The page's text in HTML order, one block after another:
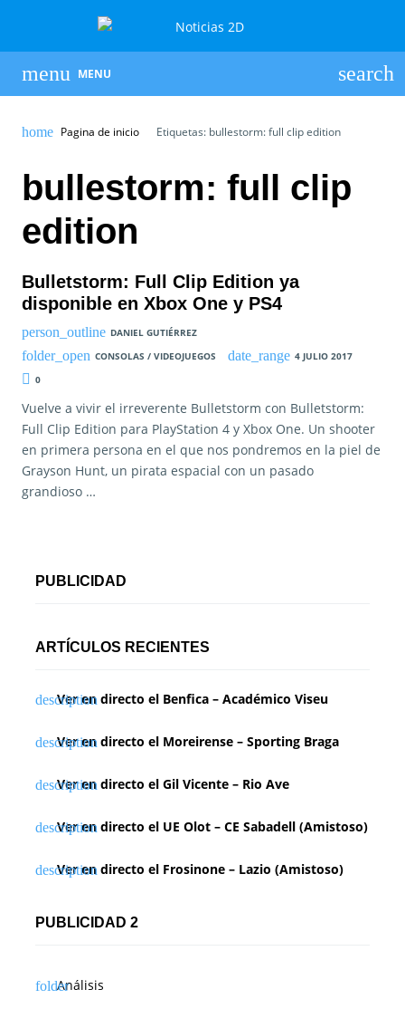
MENU
Pagina de inicio Etiquetas: bullestorm: full clip edition
bullestorm: full clip
edition
Bulletstorm: Full Clip Edition ya
disponible en Xbox One y PS4
DANIEL GUTIÉRREZ
CONSOLAS / VIDEOJUEGOS
4 JULIO 2017
0
Vuelve a vivir el irreverente Bulletstorm con Bulletstorm:
Full Clip Edition para PlayStation 4 y Xbox One. Un shooter
en primera persona en el que nos pondremos en la piel de
Grayson Hunt, un pirata espacial con un pasado
grandioso …
PUBLICIDAD
ARTÍCULOS RECIENTES
Ver en directo el Benfica – Académico Viseu
Ver en directo el Moreirense – Sporting Braga
Ver en directo el Gil Vicente – Rio Ave
Ver en directo el UE Olot – CE Sabadell (Amistoso)
Ver en directo el Frosinone – Lazio (Amistoso)
PUBLICIDAD 2
Análisis